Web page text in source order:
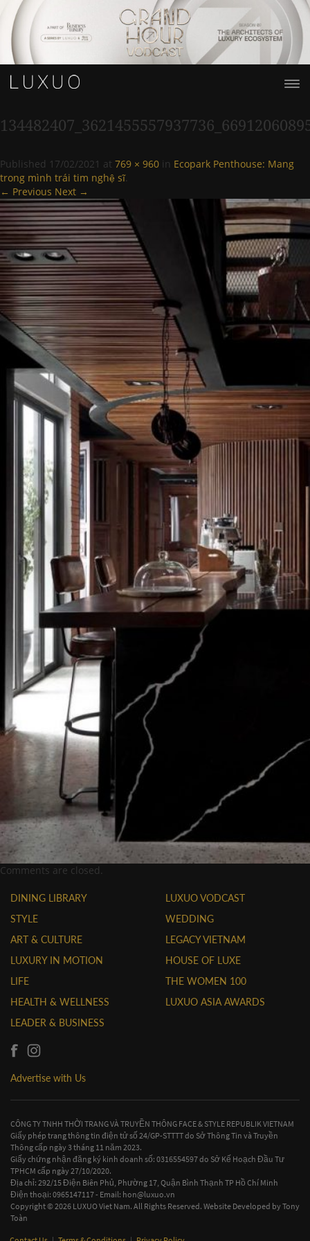
Published 17/02/2021 at 769 × 960 in Ecopark Penthouse: Mang
trong mình trái tim nghệ sĩ.
← Previous Next →
Comments are closed.
DINING LIBRARY
STYLE
ART & CULTURE
LUXURY IN MOTION
LIFE
HEALTH & WELLNESS
LEADER & BUSINESS
LUXUO VODCAST
WEDDING
LEGACY VIETNAM
HOUSE OF LUXE
THE WOMEN 100
LUXUO ASIA AWARDS
Advertise with Us
CÔNG TY TNHH THỜI TRANG VÀ TRUYỀN THÔNG FACE & STYLE REPUBLIK VIETNAM
Giấy phép trang thông tin điện tử số 24/GP-STTTT do Sở Thông Tin và Truyền
Thông cấp ngày 3 tháng 11 năm 2023.
Giấy chứng nhận đăng ký kinh doanh số: 0316554597 do Sở Kế Hoạch Đầu Tư
TPHCM cấp ngày 27/10/2020.
Địa chỉ: 292/15 Điện Biên Phủ, Phường 17, Quận Bình Thạnh TP Hồ Chí Minh
Điện thoại: 0965147117 - Email: hon@luxuo.vn
Copyright © 2026 LUXUO Viet Nam. All Rights Reserved. Website Developed byTony
Toàn